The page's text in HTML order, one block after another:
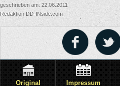
geschrieben am: 22.06.2011
Redaktion DD-INside.com
Original Impressum